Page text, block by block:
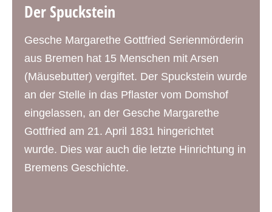
Der Spuckstein
Gesche Margarethe Gottfried Serienmörderin
aus Bremen hat 15 Menschen mit Arsen
(Mäusebutter) vergiftet. Der Spuckstein wurde
an der Stelle in das Pflaster vom Domshof
eingelassen, an der Gesche Margarethe
Gottfried am 21. April 1831 hingerichtet
wurde. Dies war auch die letzte Hinrichtung in
Bremens Geschichte.